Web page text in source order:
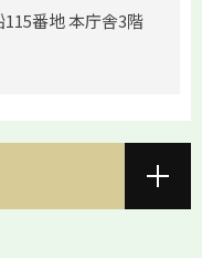
番地 本庁舎3階